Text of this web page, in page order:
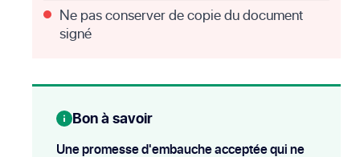
Ne pas conserver de copie du document
signé
Bon à savoir
Une promesse d'embauche acceptée qui ne